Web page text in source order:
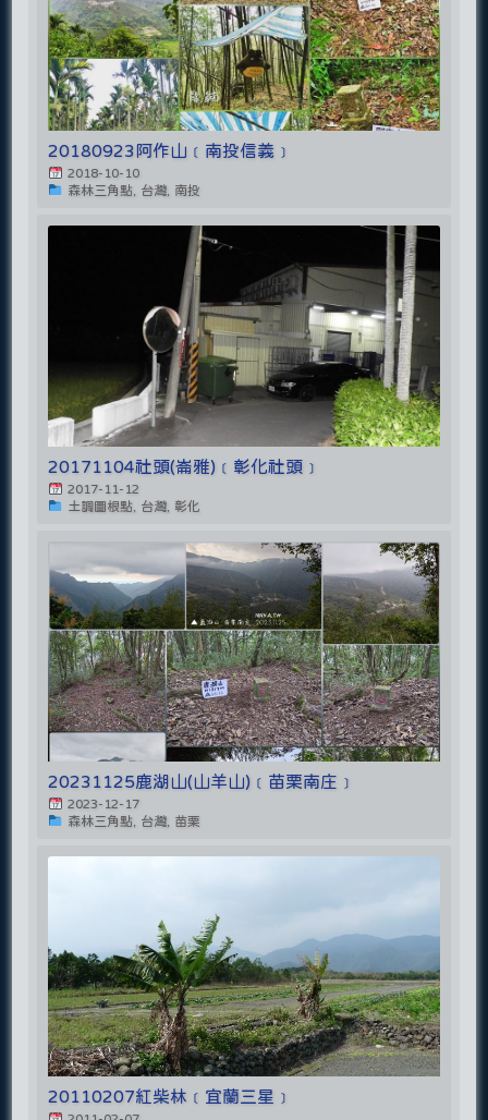
20180923阿作山﹝南投信義﹞
2018-10-10
森林三角點, 台灣, 南投
20171104社頭(崙雅)﹝彰化社頭﹞
2017-11-12
土調圖根點, 台灣, 彰化
20231125鹿湖山(山羊山)﹝苗栗南庄﹞
2023-12-17
森林三角點, 台灣, 苗栗
20110207紅柴林﹝宜蘭三星﹞